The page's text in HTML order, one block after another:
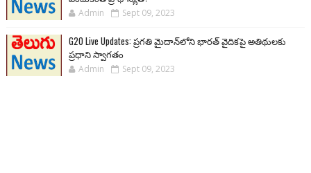
Admin Sept 09, 2023
G20 Live Updates: ప్రగతి మైదాన్‌లోని భారత్ వైదికపై అతిథులకు
ప్రధాని స్వాగతం
Admin Sept 09, 2023